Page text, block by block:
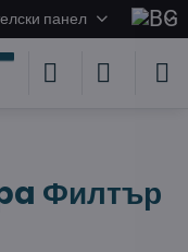
панел
Филтър